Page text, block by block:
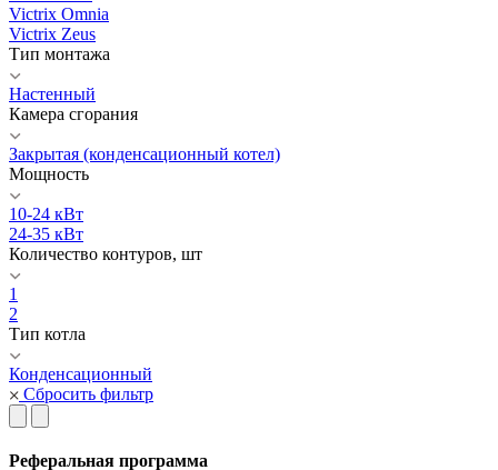
Victrix Omnia
Victrix Zeus
Тип монтажа
Настенный
Камера сгорания
Закрытая (конденсационный котел)
Мощность
10-24 кВт
24-35 кВт
Количество контуров, шт
1
2
Тип котла
Конденсационный
Сбросить фильтр
Реферальная программа